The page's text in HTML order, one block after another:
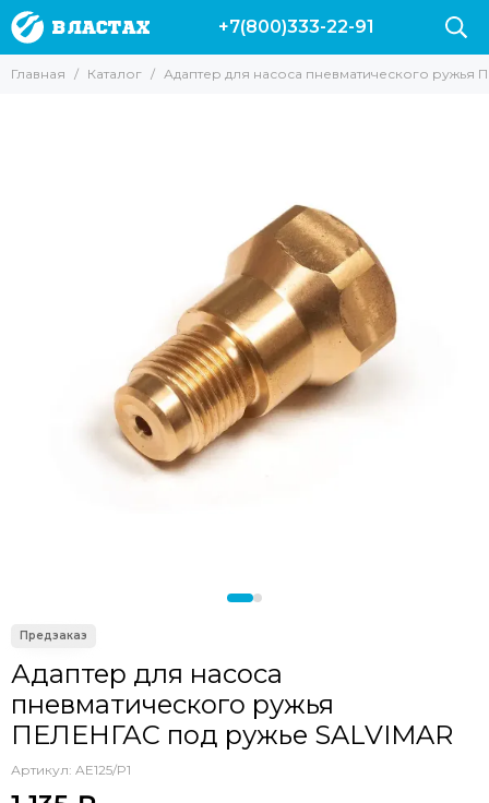
+7(800)333-22-91
Главная Каталог Адаптер для насоса пневматического ружья
Адаптер для насоса
пневматического ружья
ПЕЛЕНГАС под ружье SALVIMAR
Артикул: AE125/P1